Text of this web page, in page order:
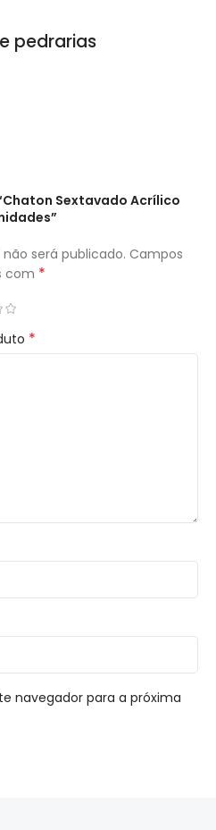
pedrarias
Sextavado Acrílico
será publicado. Campos
com *
*
navegador para a próxima